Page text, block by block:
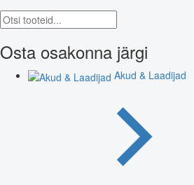
Osta osakonna järgi
Akud & Laadijad